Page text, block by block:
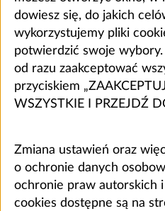
dowiesz się, do jakich
wykorzystujemy pliki
potwierdzić swoje
od razu zaakceptować
przyciskiem
WSZYSTKIE I PRZEJDŹ
Zmiana ustawień oraz
o ochronie danych
ochronie praw autorskich
cookies dostępne są na